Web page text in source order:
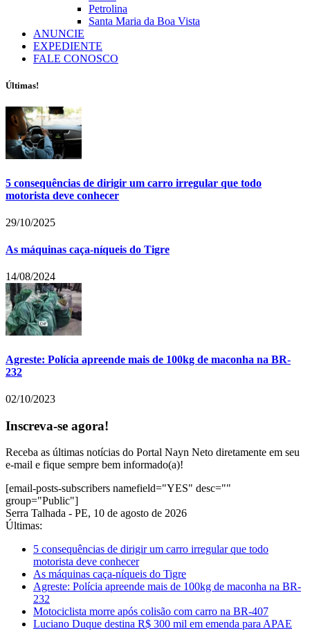
Petrolina
Santa Maria da Boa Vista
ANUNCIE
EXPEDIENTE
FALE CONOSCO
Últimas!
5 consequências de dirigir um carro irregular que todo
motorista deve conhecer
29/10/2025
As máquinas caça-níqueis do Tigre
14/08/2024
Agreste: Polícia apreende mais de 100kg de maconha na BR-
232
02/10/2023
Inscreva-se agora!
Receba as últimas notícias do Portal Nayn Neto diretamente em seu
e-mail e fique sempre bem informado(a)!
[email-posts-subscribers namefield="YES" desc=""
group="Public"]
Serra Talhada - PE, 10 de agosto de 2026
Últimas:
5 consequências de dirigir um carro irregular que todo
motorista deve conhecer
As máquinas caça-níqueis do Tigre
Agreste: Polícia apreende mais de 100kg de maconha na BR-
232
Motociclista morre após colisão com carro na BR-407
Luciano Duque destina R$ 300 mil em emenda para APAE